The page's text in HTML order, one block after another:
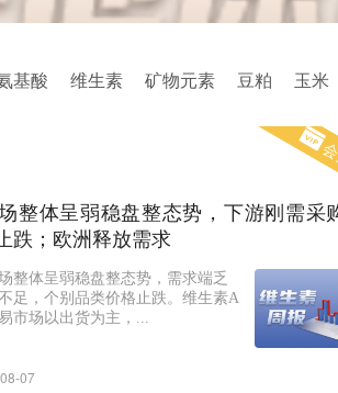
基酸 维生素 矿物元素 豆粕 玉米
整体呈弱稳盘整态势，下游刚需采
跌；欧洲释放需求
整体呈弱稳盘整态势，需求端乏
足，个别品类价格止跌。维生素A
市场以出货为主，...
07